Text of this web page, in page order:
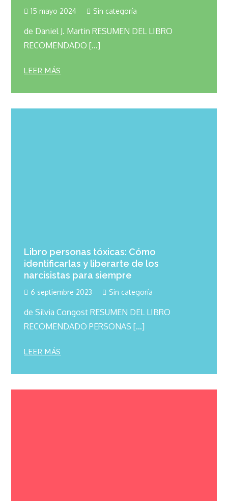
15 mayo 2024 Sin categoría
de Daniel J. Martin RESUMEN DEL LIBRO
RECOMENDADO […]
LEER MÁS
Libro personas tóxicas: Cómo
identificarlas y liberarte de los
narcisistas para siempre
6 septiembre 2023 Sin categoría
de Silvia Congost RESUMEN DEL LIBRO
RECOMENDADO PERSONAS […]
LEER MÁS